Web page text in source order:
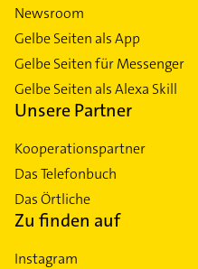
Newsroom
Gelbe Seiten als App
Gelbe Seiten für Messenger
Gelbe Seiten als Alexa Skill
Unsere Partner
Kooperationspartner
Das Telefonbuch
Das Örtliche
Zu finden auf
Instagram